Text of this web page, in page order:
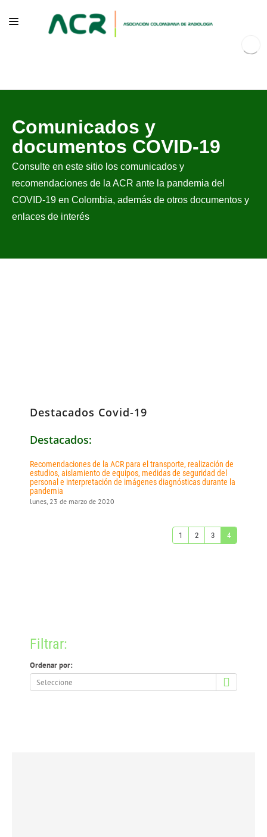
EDUCACIÓN
PUBLICACIONES
PROGRAMAS INSTITUCIONALES
PROGRAMAS POR PATOLOGÍAS
JURÍDICO
Comunicados y
documentos COVID-19
Consulte en este sitio los comunicados y
recomendaciones de la ACR ante la pandemia del
COVID-19 en Colombia, además de otros documentos y
enlaces de interés
Destacados Covid-19
Destacados:
Recomendaciones de la ACR para el transporte, realización de
estudios, aislamiento de equipos, medidas de seguridad del
personal e interpretación de imágenes diagnósticas durante la
pandemia
lunes, 23 de marzo de 2020
1 2 3 4
Filtrar:
Ordenar por:
Ordenar